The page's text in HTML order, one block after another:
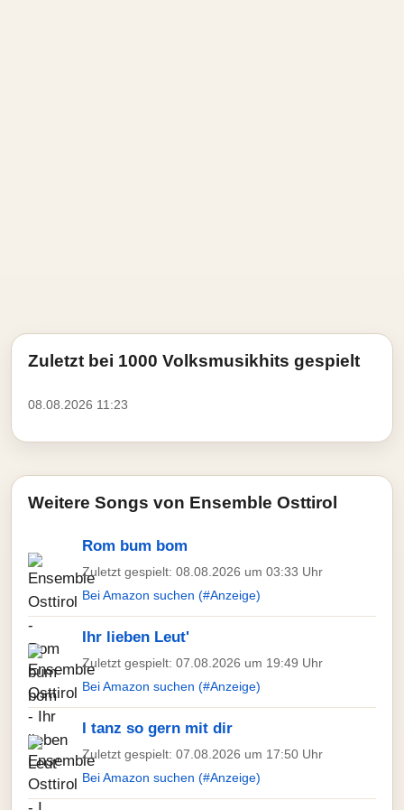
Zuletzt bei 1000 Volksmusikhits gespielt
08.08.2026 11:23
Weitere Songs von Ensemble Osttirol
Rom bum bom
Zuletzt gespielt: 08.08.2026 um 03:33 Uhr
Bei Amazon suchen (#Anzeige)
Ihr lieben Leut'
Zuletzt gespielt: 07.08.2026 um 19:49 Uhr
Bei Amazon suchen (#Anzeige)
I tanz so gern mit dir
Zuletzt gespielt: 07.08.2026 um 17:50 Uhr
Bei Amazon suchen (#Anzeige)